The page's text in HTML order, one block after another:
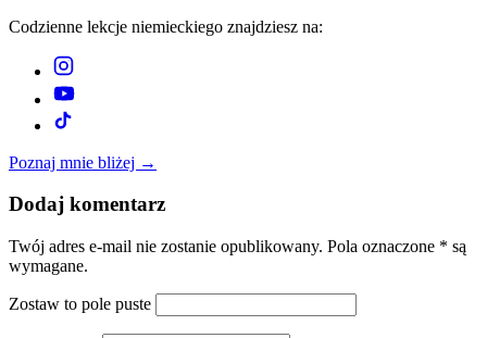
Codzienne lekcje niemieckiego znajdziesz na:
Poznaj mnie bliżej →
Dodaj komentarz
Twój adres e-mail nie zostanie opublikowany. Pola oznaczone * są
wymagane.
Zostaw to pole puste